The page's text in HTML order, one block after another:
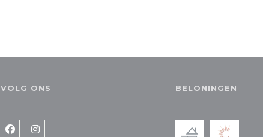
VOLG ONS BELONINGEN